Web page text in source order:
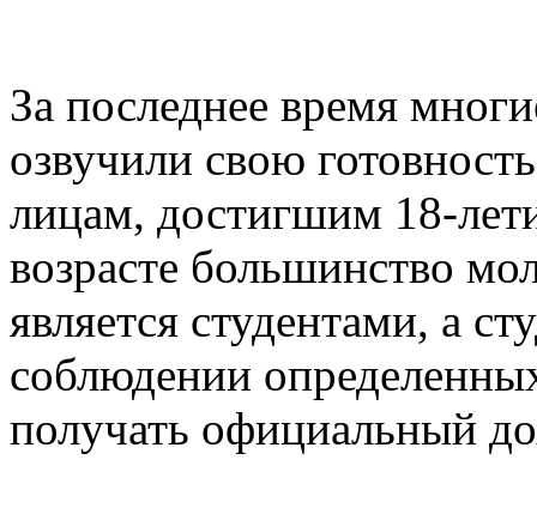
За последнее время
озвучили свою
лицам, достигшим 18-
возрасте большинство
является студентами, а
соблюдении
получать официальный